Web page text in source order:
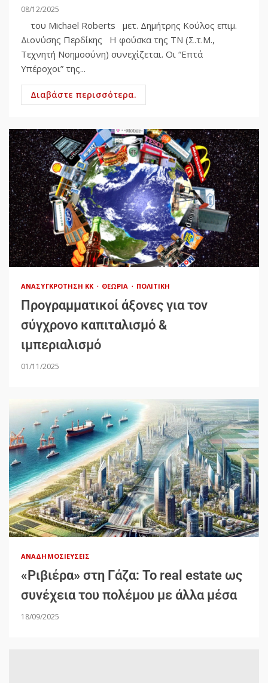
08/12/2025
του Michael Roberts μετ. Δημήτρης Κούλος επιμ.
Διονύσης Περδίκης Η φούσκα της ΤΝ (Σ.τ.Μ.,
Τεχνητή Νοημοσύνη) συνεχίζεται. Οι “Επτά
Υπέροχοι” της...
Διαβάστε περισσότερα.
ΑΝΑΣΥΓΚΡΌΤΗΣΗ ΚΚ ΘΕΩΡΊΑ ΠΟΛΙΤΙΚΉ
Προγραμματικοί άξονες για τον
σύγχρονο καπιταλισμό &
ιμπεριαλισμό
01/11/2025
ΑΝΑΔΗΜΟΣΙΕΎΣΕΙΣ
«Ριβιέρα» στη Γάζα: Το real estate ως
συνέχεια του πολέμου με άλλα μέσα
18/09/2025